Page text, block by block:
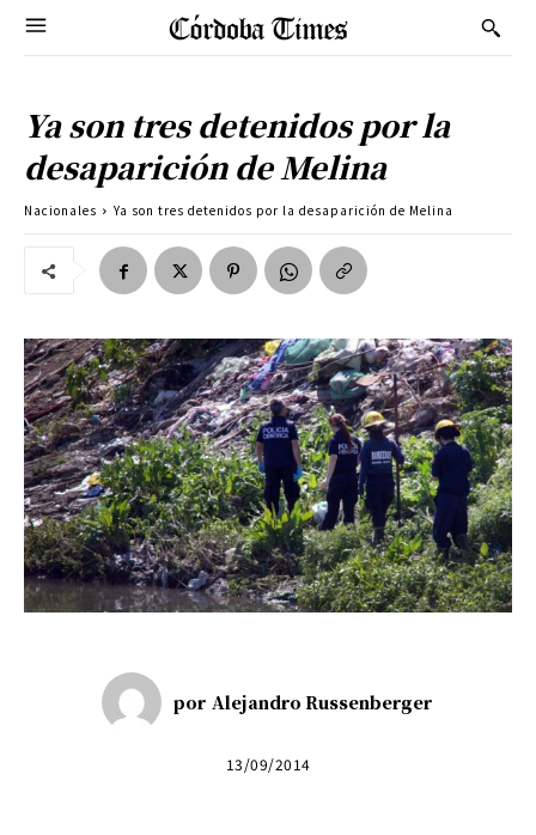
Ya son tres detenidos por la
desaparición de Melina
Nacionales Ya son tres detenidos por la desaparición de Melina
por Alejandro Russenberger
13/09/2014